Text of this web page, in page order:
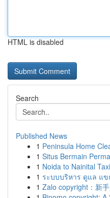
HTML is disabled
Search
Published News
1 Peninsula Home
1 Situs Bermain
1 Noida to Nainital
1 ระบบบริหาร ดูแล แ
1 Zalo copyright：新